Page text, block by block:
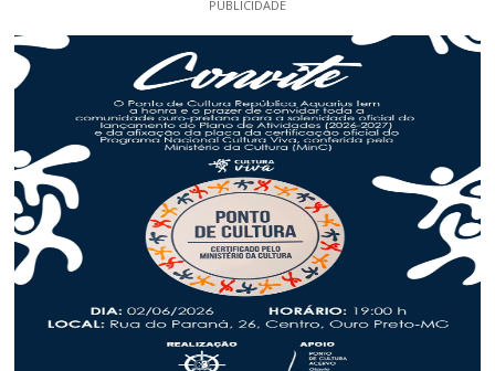
PUBLICIDADE